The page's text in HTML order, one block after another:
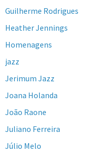
Guilherme Rodrigues
Heather Jennings
Homenagens
jazz
Jerimum Jazz
Joana Holanda
João Raone
Juliano Ferreira
Júlio Melo